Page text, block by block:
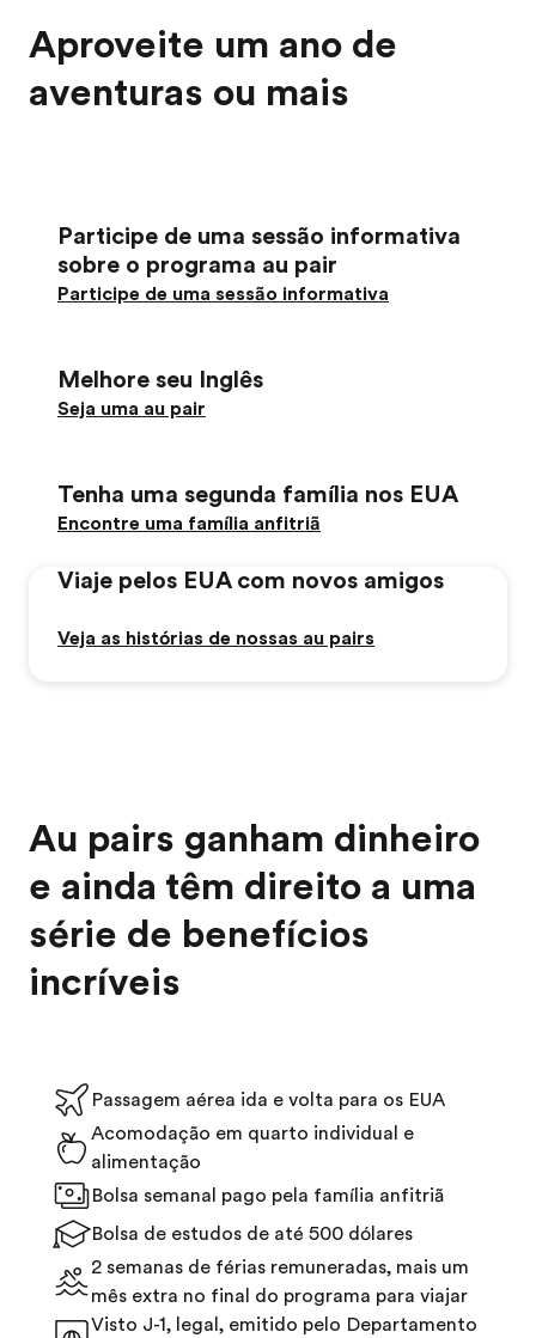
Aproveite um ano de
aventuras ou mais
Participe de uma sessão informativa
sobre o programa au pair
Participe de uma sessão informativa
Melhore seu Inglês
Seja uma au pair
Tenha uma segunda família nos EUA
Encontre uma família anfitriã
Viaje pelos EUA com novos amigos
Veja as histórias de nossas au pairs
Au pairs ganham dinheiro
e ainda têm direito a uma
série de benefícios
incríveis
Passagem aérea ida e volta para os EUA
Acomodação em quarto individual e
alimentação
Bolsa semanal pago pela família anfitriã
Bolsa de estudos de até 500 dólares
2 semanas de férias remuneradas, mais um
mês extra no final do programa para viajar
Visto J-1, legal, emitido pelo Departamento